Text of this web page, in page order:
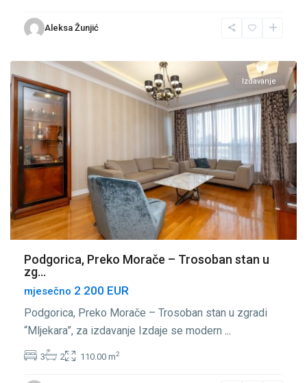
Aleksa Žunjić
Preko
Morače,
Izdavanje
Podgorica, Preko Morače – Trosoban stan u
zg...
mjesečno 2 200 EUR
Podgorica, Preko Morače – Trosoban stan u zgradi
“Mljekara”, za izdavanje Izdaje se modern ...
3 2 110.00 m2